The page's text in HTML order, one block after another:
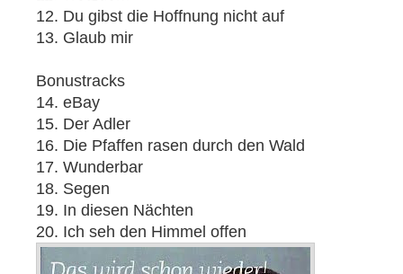
12. Du gibst die Hoffnung nicht auf
13. Glaub mir
Bonustracks
14. eBay
15. Der Adler
16. Die Pfaffen rasen durch den Wald
17. Wunderbar
18. Segen
19. In diesen Nächten
20. Ich seh den Himmel offen